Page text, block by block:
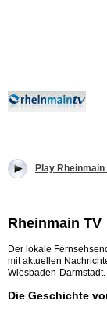
Play Rheinmain
Rheinmain TV
Der lokale
mit aktuellen
Wiesbaden-Darmstadt.
Die Geschichte